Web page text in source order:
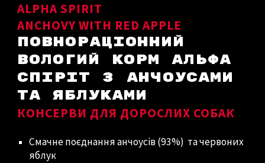
ALPHA SPIRIT
ANCHOVY WITH RED APPLE
ПОВНОРАЦІОННИЙ
ВОЛОГИЙ КОРМ АЛЬФА
СПІРІТ З АНЧОУСАМИ
ТА ЯБЛУКАМИ
КОНСЕРВИ ДЛЯ ДОРОСЛИХ СОБАК
Смачне поєднання анчоусів (93%) та червоних
яблук